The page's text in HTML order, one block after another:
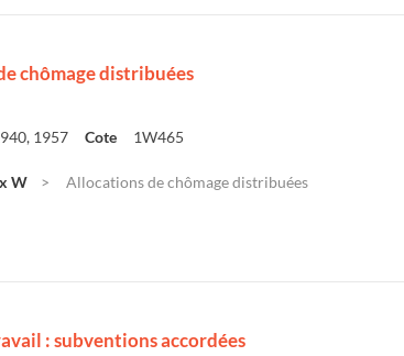
chômage distribuées
1957 Cote 1W465
W Allocations de chômage distribuées
: subventions accordées